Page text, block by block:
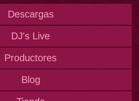
Descargas
DJ's Live
Productores
Blog